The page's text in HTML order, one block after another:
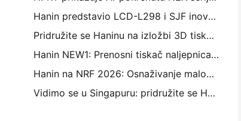
Hanin predstavio LCD-L298 i SJF inovacije za industrijski 3D tisk na TCT Asia 2026
Pridružite se Haninu na izložbi 3D tiska TCT Asia 2026
Hanin NEW1: Prenosni tiskač naljepnica ulazi u japanske LOFT trgovine
Hanin na NRF 2026: Osnaživanje maloprodaje pomoću inteligentnih rješenja za tisk u cijelom scenariju
Vidimo se u Singapuru: pridružite se Haninu na ITMA ASIA 2025 kako biste bili svjedoci najnovije tehnologije digitalnog tiska